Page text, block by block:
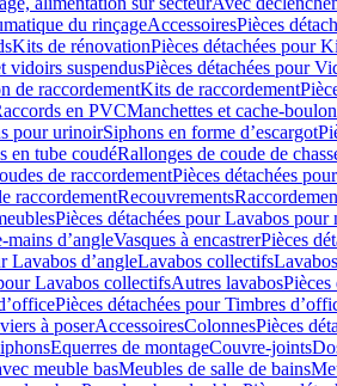
du rinçageAccessoiresPièces
Kits de rénovationPièces détachées pour
vidoirs suspendusPièces détachées pour
de raccordementKits de raccordement
en PVCManchettes et cache-
pour urinoirSiphons en forme d’escargot
en tube coudéRallonges de coude de
de raccordementPièces détachées
raccordementRecouvrements
Pièces détachées pour Lavabos pour
mains d’angleVasques à encastrerPièces
Lavabos d’angleLavabos collectifs
Lavabos collectifsAutres lavabosPièces
Pièces détachées pour Timbres
à poserAccessoiresColonnesPièces
Equerres de montageCouvre-joints
meuble basMeubles de salle de bains